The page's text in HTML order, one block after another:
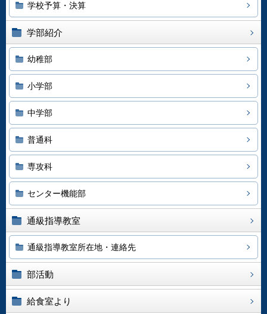
学校予算・決算
学部紹介
幼稚部
小学部
中学部
普通科
専攻科
センター機能部
通級指導教室
通級指導教室所在地・連絡先
部活動
給食室より